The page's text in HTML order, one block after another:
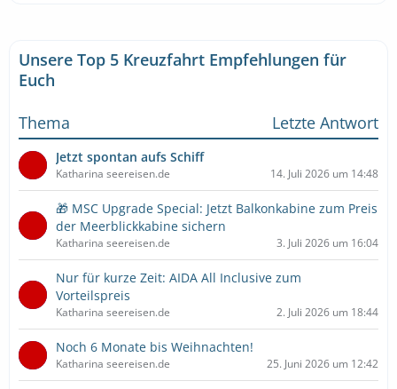
Unsere Top 5 Kreuzfahrt Empfehlungen für
Euch
Thema
Letzte Antwort
Jetzt spontan aufs Schiff
Katharina seereisen.de 14. Juli 2026 um 14:48
🎁 MSC Upgrade Special: Jetzt Balkonkabine zum Preis
der Meerblickkabine sichern
Katharina seereisen.de 3. Juli 2026 um 16:04
Nur für kurze Zeit: AIDA All Inclusive zum
Vorteilspreis
Katharina seereisen.de 2. Juli 2026 um 18:44
Noch 6 Monate bis Weihnachten!
Katharina seereisen.de 25. Juni 2026 um 12:42